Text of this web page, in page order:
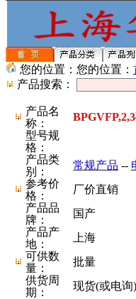
您的位置：您的位置：
产品搜索：
产品名
称：
型号规
格：
产品类
别：
常规产品 --
参考价
格：
厂价直销
产品品
牌：
国产
产品产
地：
上海
可供数
量：
批量
供货周
期：
现货(或电询)